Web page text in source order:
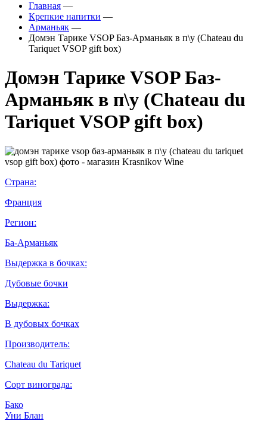
Главная —
Крепкие напитки —
Арманьяк —
Домэн Тарике VSOP Баз-Арманьяк в п\у (Chateau du
Tariquet VSOP gift box)
Домэн Тарике VSOP Баз-
Арманьяк в п\у (Chateau du
Tariquet VSOP gift box)
Страна:
Франция
Регион:
Ба-Арманьяк
Выдержка в бочках:
Дубовые бочки
Выдержка:
В дубовых бочках
Производитель:
Chateau du Tariquet
Сорт винограда:
Бако
Уни Блан